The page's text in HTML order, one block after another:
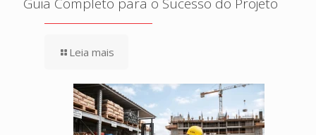
Guia Completo para o Sucesso do Projeto
Leia mais